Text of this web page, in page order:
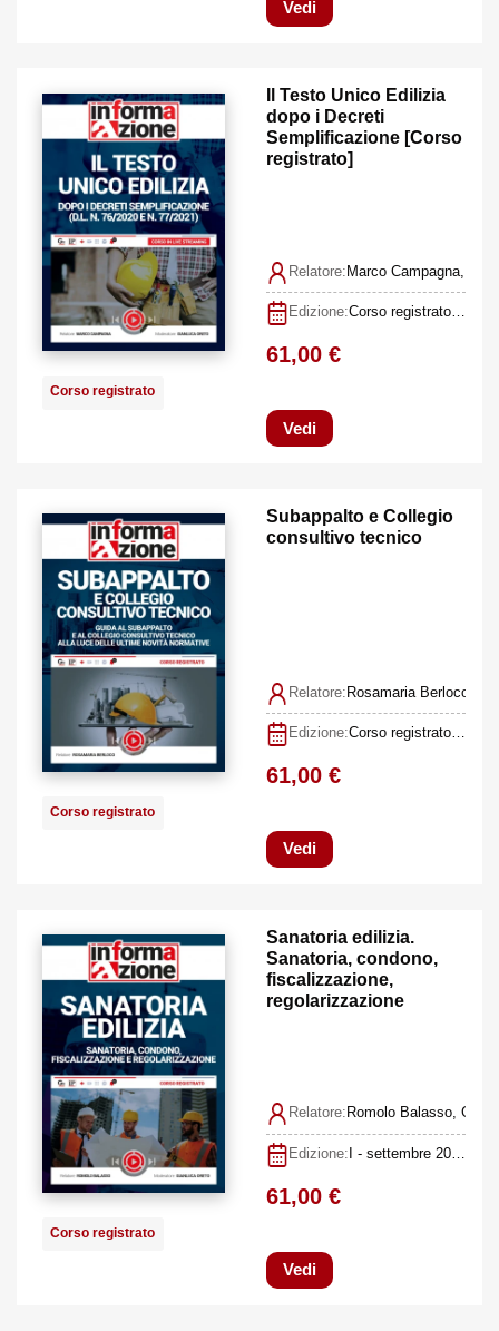
Vedi
Corso registrato
Il Testo Unico Edilizia
dopo i Decreti
Semplificazione [Corso
registrato]
Relatore: Marco Campagna,
Edizione: Corso registrato I edizione dicembre 2021
61,00 €
Vedi
Corso registrato
Subappalto e Collegio
consultivo tecnico
Relatore:Rosamaria Berloco
Edizione:
61,00 €
Vedi
Corso registrato
Sanatoria edilizia.
Sanatoria, condono,
fiscalizzazione,
regolarizzazione
Relatore: Romolo Balasso,
Edizione:
61,00 €
Vedi